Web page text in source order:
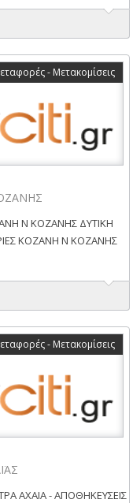
- Μετακομίσεις
Ν ΚΟΖΑΝΗΣ ΔΥΤΙΚΗ
ΚΟΖΑΝΗ Ν ΚΟΖΑΝΗΣ
- Μετακομίσεις
ΑΧΑΙΑ - ΑΠΟΘΗΚΕΥΣΕΙΣ